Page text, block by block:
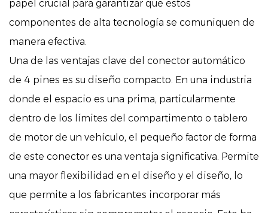
papel crucial para garantizar que estos
componentes de alta tecnología se comuniquen de
manera efectiva.
Una de las ventajas clave del conector automático
de 4 pines es su diseño compacto. En una industria
donde el espacio es una prima, particularmente
dentro de los límites del compartimento o tablero
de motor de un vehículo, el pequeño factor de forma
de este conector es una ventaja significativa. Permite
una mayor flexibilidad en el diseño y el diseño, lo
que permite a los fabricantes incorporar más